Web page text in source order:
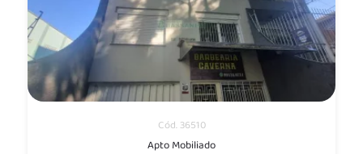
Cód. 36510
Apto Mobiliado